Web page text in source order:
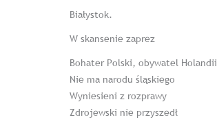
Białystok.
W skansenie zaprez
Bohater Polski, obywatel Holandii
Nie ma narodu śląskiego
Wyniesieni z rozprawy
Zdrojewski nie przyszedł